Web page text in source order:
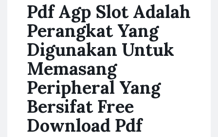
Pdf Agp Slot Adalah
Perangkat Yang
Digunakan Untuk
Memasang
Peripheral Yang
Bersifat Free
Download Pdf